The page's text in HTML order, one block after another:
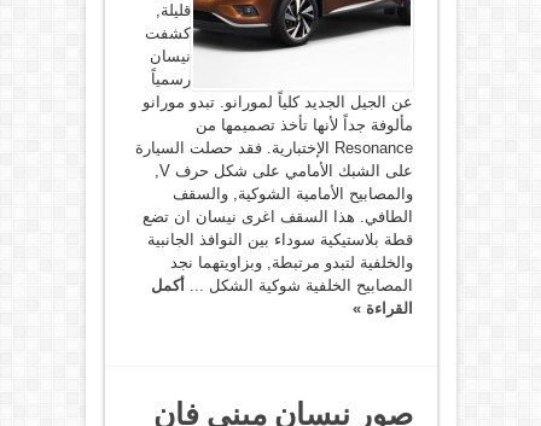
قليلة,
كشفت
نيسان
رسمياً
عن الجيل الجديد كلياً لمورانو. تبدو مورانو
مألوفة جداً لأنها تأخذ تصميمها من
Resonance الإختبارية. فقد حصلت السيارة
على الشبك الأمامي على شكل حرف V,
والمصابيح الأمامية الشوكية, والسقف
الطافي. هذا السقف اغرى نيسان ان تضع
قطة بلاستيكية سوداء بين النوافذ الجانبية
والخلفية لتبدو مرتبطة, وبزاويتهما نجد
المصابيح الخلفية شوكية الشكل ... أكمل
القراءة »
صور نيسان ميني فان